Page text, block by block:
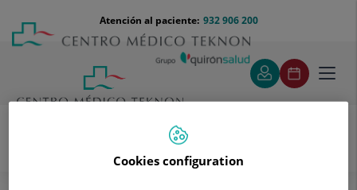
contenido
Menú
teléfono
cabecera
932 906 200
Atención al paciente:
Pruebas diagnósticas
Cookies configuration